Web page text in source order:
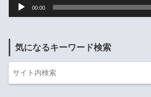
00:00
気になるキーワード検索